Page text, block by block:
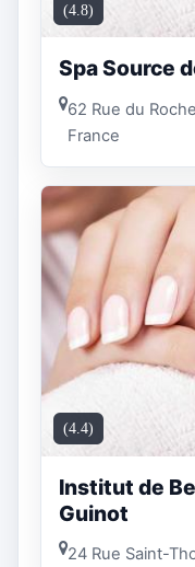
(4.8)
Spa Source
62 Rue du
France
(4.4)
Institut de
Guinot
24 Rue Saint-